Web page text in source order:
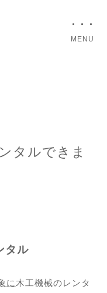
MENU
タルできま
タル
に 木工機械のレンタ